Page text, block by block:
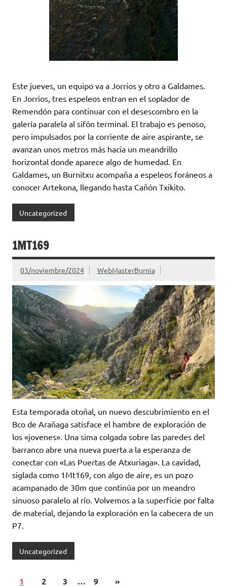
Este jueves, un equipo va a Jorrios y otro a Galdames.
En Jorrios, tres espeleos entran en el soplador de
Remendón para continuar con el desescombro en la
galería paralela al sifón terminal. El trabajo es penoso,
pero impulsados por la corriente de aire aspirante, se
avanzan unos metros más hacia un meandrillo
horizontal donde aparece algo de humedad. En
Galdames, un Burnitxu acompaña a espeleos foráneos a
conocer Artekona, llegando hasta Cañón Txikito.
Uncategorized
1MT169
03/noviembre/2024 WebMasterBurnia
Esta temporada otoñal, un nuevo descubrimiento en el
Bco de Arañaga satisface el hambre de exploración de
los «jovenes». Una sima colgada sobre las paredes del
barranco abre una nueva puerta a la esperanza de
conectar con «Las Puertas de Atxuriaga». La cavidad,
siglada como 1Mt169, con algo de aire, es un pozo
acampanado de 30m que continúa por un meandro
sinuoso paralelo al río. Volvemos a la superficie por falta
de material, dejando la exploración en la cabecera de un
P7.
Uncategorized
1 2 3 … 9 »